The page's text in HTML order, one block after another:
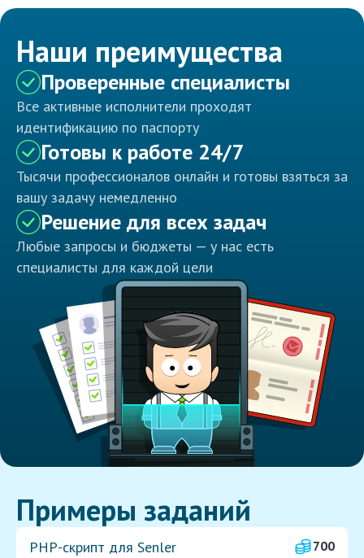
Наши преимущества
Проверенные специалисты
Все активные исполнители проходят
идентификацию по паспорту
Готовы к работе 24/7
Тысячи профессионалов онлайн и готовы взяться за
вашу задачу немедленно
Решение для всех задач
Любые запросы и бюджеты — у нас есть
специалисты для каждой цели
Примеры заданий
PHP-скрипт для Senler
700